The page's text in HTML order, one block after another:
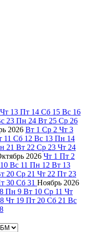
Чт 13 Пт 14 Сб 15 Вс 16
23 Пн 24 Вт 25 Ср 26
2026 Вт 1 Ср 2 Чт 3
11 Сб 12 Вс 13 Пн 14
21 Вт 22 Ср 23 Чт 24
2026 Чт 1 Пт 2
10 Вс 11 Пн 12 Вт 13
20 Ср 21 Чт 22 Пт 23
30 Сб 31 Ноябрь 2026
8 Пн 9 Вт 10 Ср 11 Чт
Чт 19 Пт 20 Сб 21 Вс